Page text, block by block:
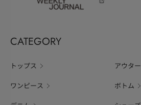
CATEGORY
トップス アウター
ワンピース ボトム